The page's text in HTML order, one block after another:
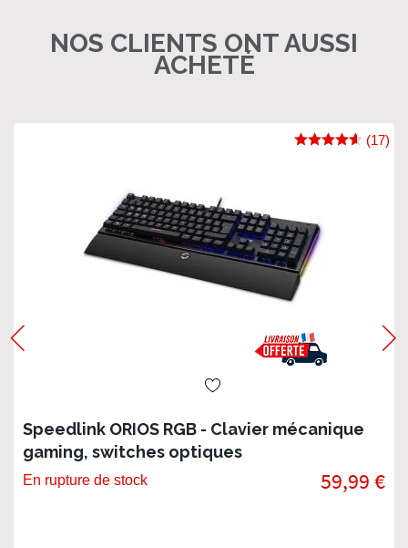
NOS CLIENTS ONT AUSSI
ACHETÉ
Speedlink ORIOS RGB - Clavier mécanique
gaming, switches optiques
(17)
En rupture de stock 59,99 €